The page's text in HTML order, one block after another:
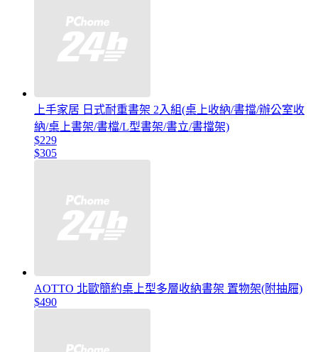
上手家居 日式耐重書架 2入組(桌上收納/書擋/辦公室收
納/桌上書架/書檔/L型書架/書立/書擋架)
$229
$305
AOTTO 北歐簡約桌上型多層收納書架 置物架(附抽屜)
$490